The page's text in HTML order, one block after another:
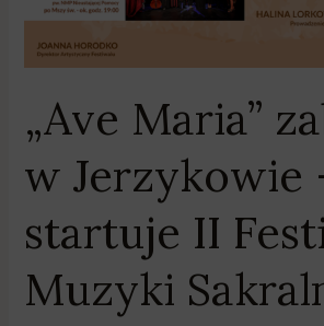
„Ave Maria”
w Jerzykowie
startuje II
Muzyki